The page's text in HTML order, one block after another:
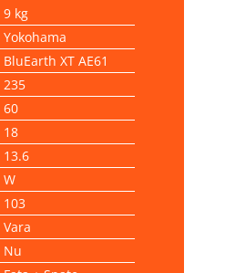
9 kg
Yokohama
BluEarth XT AE61
235
60
18
13.6
W
103
Vara
Nu